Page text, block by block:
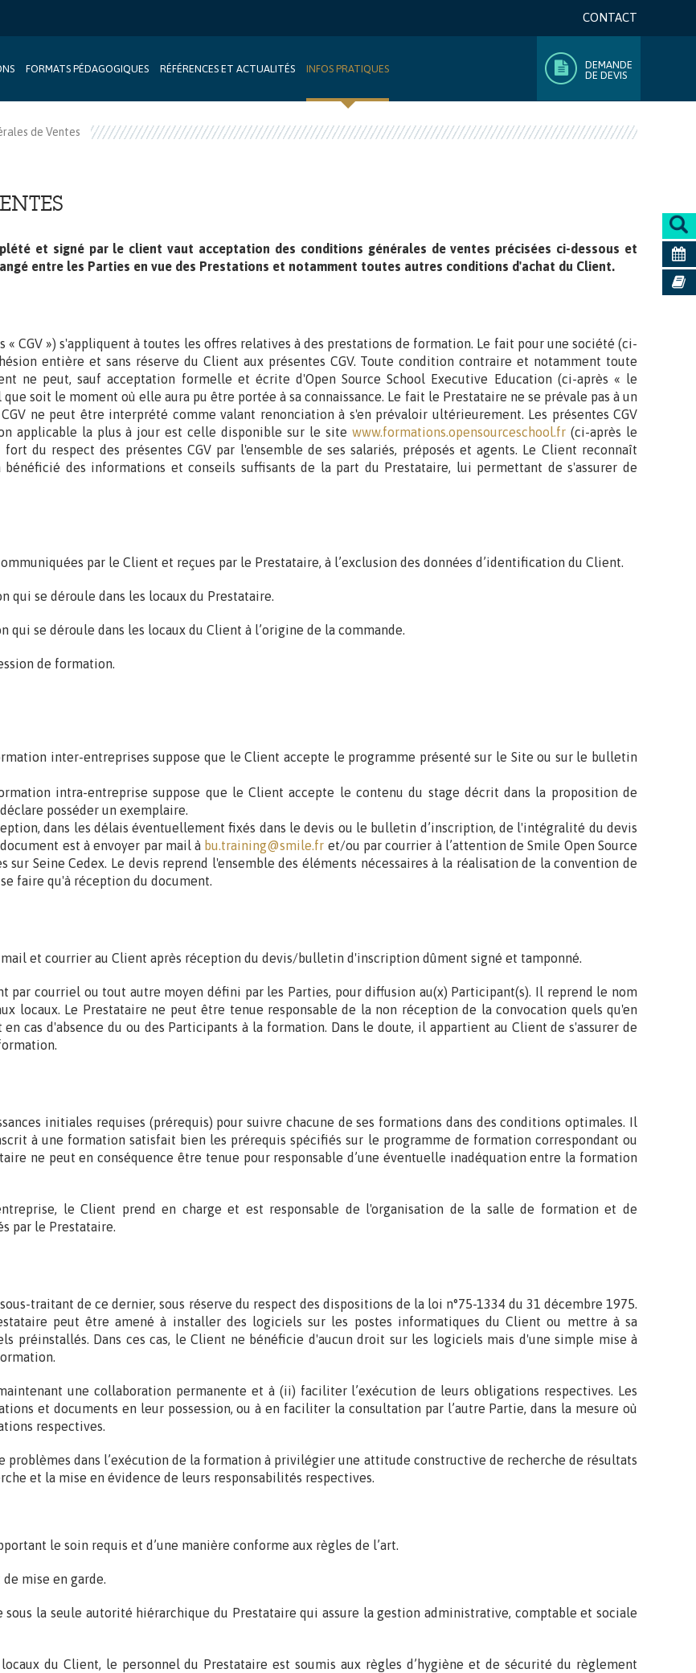
CONTACT
FORMATS PÉDAGOGIQUES RÉFÉRENCES ET ACTUALITÉS INFOS PRATIQUES
DEMANDE
DE DEVIS
de Ventes
et signé par le client vaut acceptation des conditions générales de ventes précisées ci-dessous et
entre les Parties en vue des Prestations et notamment toutes autres conditions d'achat du Client.
CGV ») s'appliquent à toutes les offres relatives à des prestations de formation. Le fait pour une société (ci-
entière et sans réserve du Client aux présentes CGV. Toute condition contraire et notamment toute
ne peut, sauf acceptation formelle et écrite d'Open Source School Executive Education (ci-après « le
soit le moment où elle aura pu être portée à sa connaissance. Le fait le Prestataire ne se prévale pas à un
ne peut être interprété comme valant renonciation à s'en prévaloir ultérieurement. Les présentes CGV
applicable la plus à jour est celle disponible sur le sitewww.formations.opensourceschool.fr (ci-après le
du respect des présentes CGV par l'ensemble de ses salariés, préposés et agents. Le Client reconnaît
des informations et conseils suffisants de la part du Prestataire, lui permettant de s'assurer de
par le Client et reçues par le Prestataire, à l’exclusion des données d’identification du Client.
se déroule dans les locaux du Prestataire.
se déroule dans les locaux du Client à l’origine de la commande.
de formation.
inter-entreprises suppose que le Client accepte le programme présenté sur le Site ou sur le bulletin
intra-entreprise suppose que le Client accepte le contenu du stage décrit dans la proposition de
posséder un exemplaire.
dans les délais éventuellement fixés dans le devis ou le bulletin d’inscription, de l'intégralité du devis
est à envoyer par mail à bu.training@smile.fr et/ou par courrier à l’attention de Smile Open Source
sur Seine Cedex. Le devis reprend l'ensemble des éléments nécessaires à la réalisation de la convention de
faire qu'à réception du document.
et courrier au Client après réception du devis/bulletin d'inscription dûment signé et tamponné.
par courriel ou tout autre moyen défini par les Parties, pour diffusion au(x) Participant(s). Il reprend le nom
locaux. Le Prestataire ne peut être tenue responsable de la non réception de la convocation quels qu'en
cas d'absence du ou des Participants à la formation. Dans le doute, il appartient au Client de s'assurer de
initiales requises (prérequis) pour suivre chacune de ses formations dans des conditions optimales. Il
à une formation satisfait bien les prérequis spécifiés sur le programme de formation correspondant ou
ne peut en conséquence être tenue pour responsable d’une éventuelle inadéquation entre la formation
le Client prend en charge et est responsable de l'organisation de la salle de formation et de
par le Prestataire.
traitant de ce dernier, sous réserve du respect des dispositions de la loi n°75-1334 du 31 décembre 1975.
peut être amené à installer des logiciels sur les postes informatiques du Client ou mettre à sa
préinstallés. Dans ces cas, le Client ne bénéficie d'aucun droit sur les logiciels mais d'une simple mise à
une collaboration permanente et à (ii) faciliter l’exécution de leurs obligations respectives. Les
et documents en leur possession, ou à en faciliter la consultation par l’autre Partie, dans la mesure où
respectives.
problèmes dans l’exécution de la formation à privilégier une attitude constructive de recherche de résultats
et la mise en évidence de leurs responsabilités respectives.
le soin requis et d’une manière conforme aux règles de l’art.
mise en garde.
la seule autorité hiérarchique du Prestataire qui assure la gestion administrative, comptable et sociale
du Client, le personnel du Prestataire est soumis aux règles d’hygiène et de sécurité du règlement